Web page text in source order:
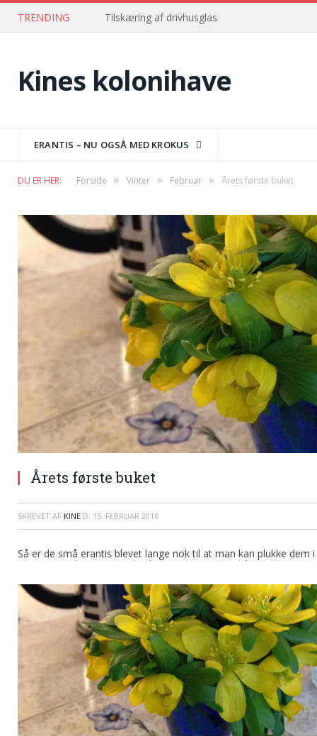
TRENDING Tilskæring af drivhusglas
Kines kolonihave
ERANTIS – NU OGSÅ MED KROKUS
DU ER HER: Forside » Vinter » Februar » Årets første buket
Årets første buket
SKREVET AF KINE D. 15. FEBRUAR 2016
Så er de små erantis blevet lange nok til at man kan plukke